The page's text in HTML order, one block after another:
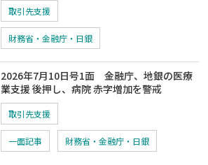
取引先支援
財務省・金融庁・日銀
2026年7月10日号1面 金融庁、地銀の医療
業支援 後押し、病院 赤字増加を警戒
取引先支援
一面記事 財務省・金融庁・日銀